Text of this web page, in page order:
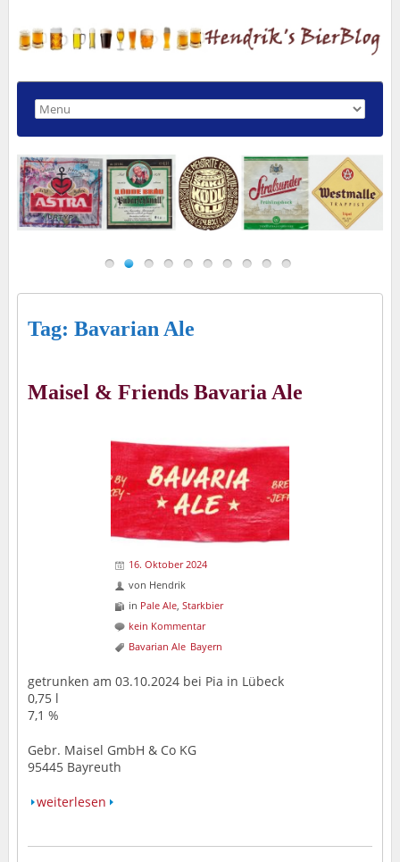
Tag: Bavarian Ale
Maisel & Friends Bavaria Ale
16. Oktober 2024
von Hendrik
in Pale Ale, Starkbier
kein Kommentar
Bavarian Ale Bayern
getrunken am 03.10.2024 bei Pia in Lübeck
0,75 l
7,1 %
Gebr. Maisel GmbH & Co KG
95445 Bayreuth
weiterlesen